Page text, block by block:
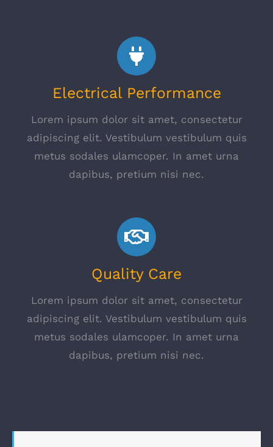
Electrical Performance
Lorem ipsum dolor sit amet, consectetur
adipiscing elit. Vestibulum vestibulum quis
metus sodales ulamcoper. In amet urna
dapibus, pretium nisi nec.
Quality Care
Lorem ipsum dolor sit amet, consectetur
adipiscing elit. Vestibulum vestibulum quis
metus sodales ulamcoper. In amet urna
dapibus, pretium nisi nec.